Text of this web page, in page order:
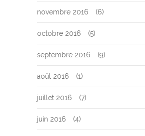
novembre 2016 (6)
octobre 2016 (5)
septembre 2016 (9)
août 2016 (1)
juillet 2016 (7)
juin 2016 (4)